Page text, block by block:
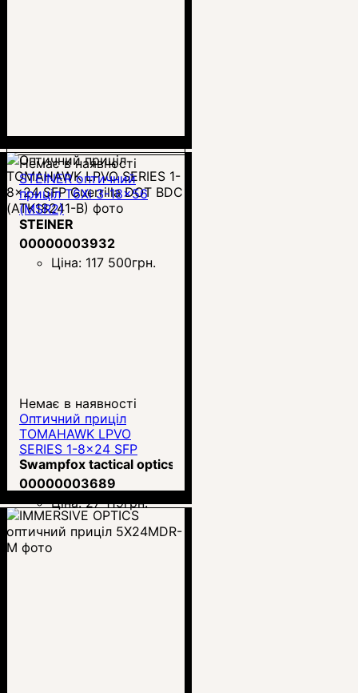
Немає в наявності
STEINER оптичний
приціл T6Xi 3-18x56
(MSR2)
STEINER
00000003932
Ціна: 117 500грн.
Немає в наявності
Оптичний приціл
TOMAHAWK LPVO
SERIES 1-8x24 SFP
Guerrilla DOT BDC
(ATK18241-B)
Swampfox tactical optics
00000003689
Ціна:27 119грн.